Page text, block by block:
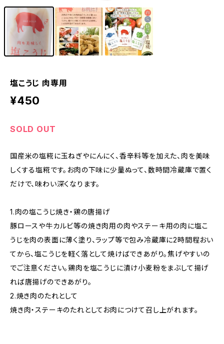
塩こうじ 肉専用
¥450
SOLD OUT
国産米の塩糀に玉ねぎやにんにく、香辛料等を加えた、肉を美味
しくする塩糀です。お肉の下味に少量ぬって、数時間冷蔵庫で置く
だけで、味わい深くなります。
1.肉の塩こうじ焼き・鶏の唐揚げ
豚ロースや牛カルビ等の焼き肉用の肉やステーキ用の肉に塩こ
うじを肉の表面に薄く塗り、ラップ等で包み冷蔵庫に2時間程おい
てから、塩こうじを軽く落として焼けばできあがり。焦げやすいの
でご注意ください。鶏肉を塩こうじに漬け小麦粉をまぶして揚げ
れば唐揚げのできあがり。
2.焼き肉のたれとして
焼き肉・ステーキのたれとしてお肉につけて召し上がれます。